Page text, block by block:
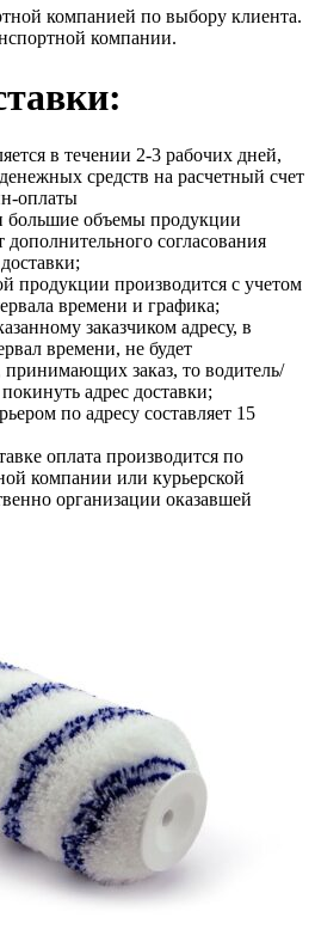
компанией по выбору клиента.
компании.
в течении 2-3 рабочих дней,
средств на расчетный счет
оплаты
большие объемы продукции
согласования
продукции производится с учетом
времени и графика;
заказчиком адресу, в
времени, не будет
принимающих заказ, то водитель/
адрес доставки;
по адресу составляет 15
оплата производится по
компании или курьерской
организации оказавшей